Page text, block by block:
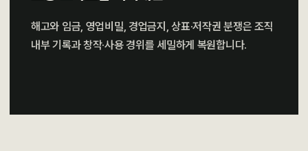
해고와 임금, 영업비밀, 경업금지, 상표·저작권 분쟁은 조직
내부 기록과 창작·사용 경위를 세밀하게 복원합니다.